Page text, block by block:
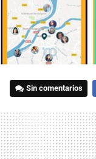
Sin comentarios